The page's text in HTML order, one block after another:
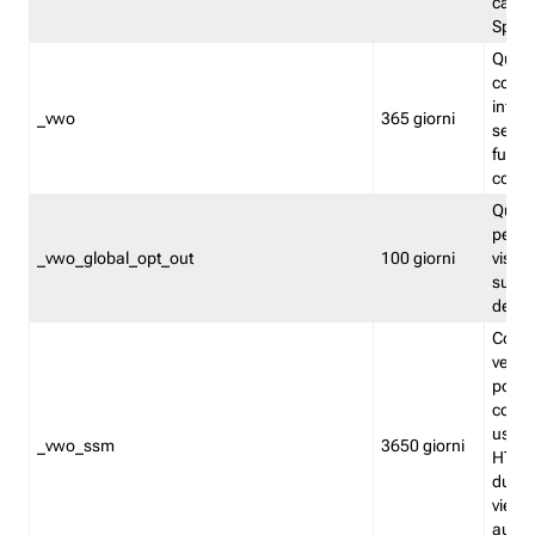
Split
_vwo 365 giorni
_vwo_global_opt_out 100 giorni
su
_vwo_ssm 3650 giorni
viene